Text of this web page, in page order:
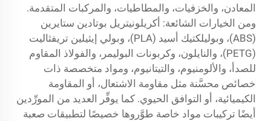
المعادن، والخزفيات، والمطاطيات، والمركبات المتقدمة.
ومن الخيارات الشائعة: أكريلونيتريل بوتادين ستايرين
(ABS)، وبوليلكتيك أسيد (PLA)، وبولي إيثيلين تريفثاليت
(PETG)، والنايلون، وكربونات البوليمر، والفولاذ المقاوم
للصدأ، والألومنيوم، والتيتانيوم، ومواد متخصصة ذات
خصائص محسَّنة مثل مقاومة الاشتعال، أو المقاومة
الكيميائية، أو التوافق الحيوي. كما يوفِّر العديد من المورِّدين
أيضًا تركيبات مواد خاصة طوَّروها خصيصًا لتطبيقات صعبة